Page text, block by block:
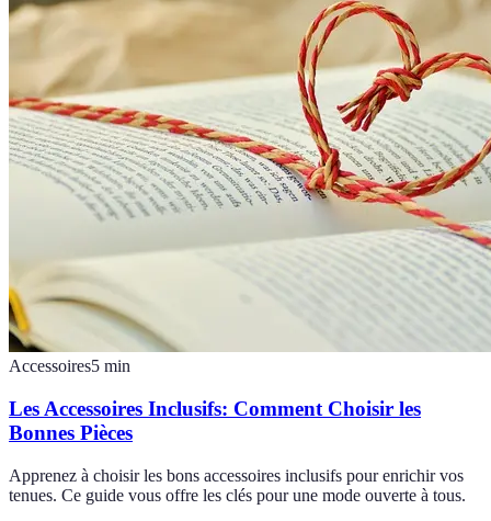
Accessoires5 min
Les Accessoires Inclusifs: Comment Choisir les
Bonnes Pièces
Apprenez à choisir les bons accessoires inclusifs pour enrichir vos
tenues. Ce guide vous offre les clés pour une mode ouverte à tous.